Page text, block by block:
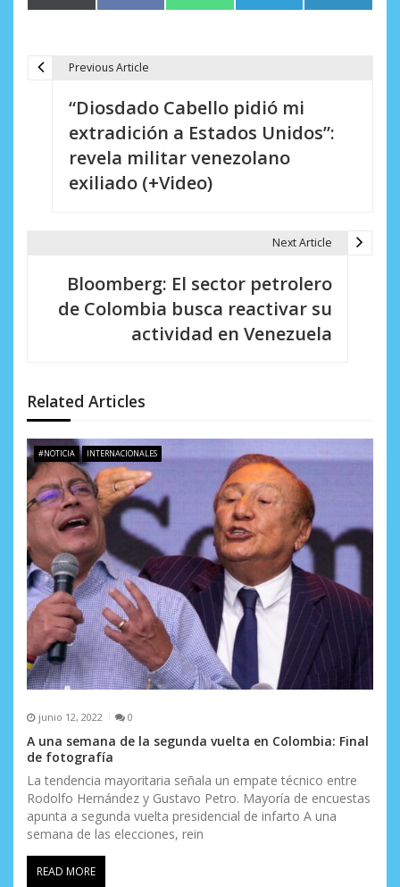
en
(Twitter) en en en en
d
e
e
n
t
r
a
d
a
s
Previous Article
“Diosdado Cabello pidió mi
extradición a Estados Unidos”:
revela militar venezolano
exiliado (+Video)
Next Article
Bloomberg: El sector petrolero
de Colombia busca reactivar su
actividad en Venezuela
Related Articles
#NOTICIA INTERNACIONALES
junio 12, 2022 0
A una semana de la segunda vuelta en Colombia: Final
de fotografía
La tendencia mayoritaria señala un empate técnico entre
Rodolfo Hernández y Gustavo Petro. Mayoría de encuestas
apunta a segunda vuelta presidencial de infarto A una
semana de las elecciones, rein
READ MORE